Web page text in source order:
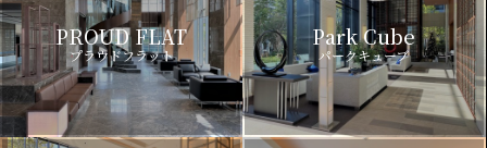
PROUD FLAT
プラウドフラット
Park Cube
パークキューブ